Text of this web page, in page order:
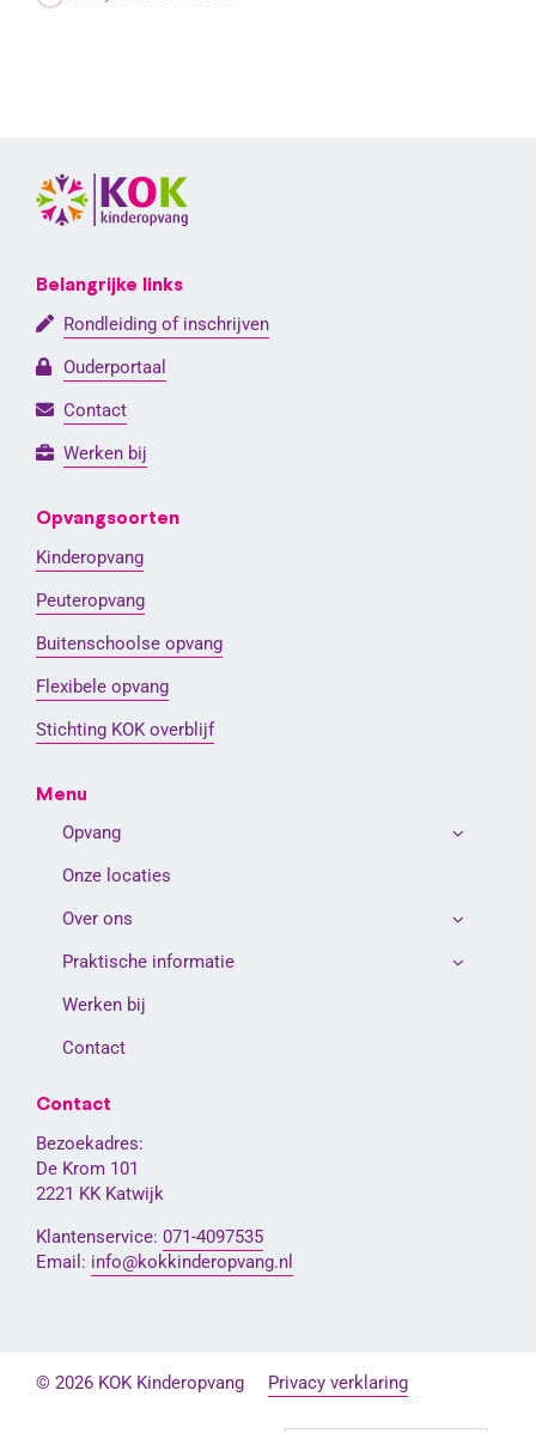
Belangrijke links
Rondleiding of inschrijven
Ouderportaal
Contact
Werken bij
Opvangsoorten
Kinderopvang
Peuteropvang
Buitenschoolse opvang
Flexibele opvang
Stichting KOK overblijf
Menu
Opvang
Onze locaties
Over ons
Praktische informatie
Werken bij
Contact
Contact
Bezoekadres:
De Krom 101
2221 KK Katwijk
Klantenservice: 071-4097535
Email: info@kokkinderopvang.nl
© 2026 KOK Kinderopvang Privacy verklaring